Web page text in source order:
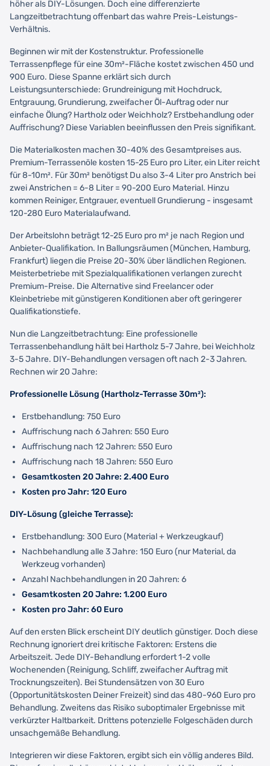
höher als DIY-Lösungen. Doch eine differenzierte
Langzeitbetrachtung offenbart das wahre Preis-Leistungs-
Verhältnis.
Beginnen wir mit der Kostenstruktur. Professionelle
Terrassenpflege für eine 30m²-Fläche kostet zwischen 450 und
900 Euro. Diese Spanne erklärt sich durch
Leistungsunterschiede: Grundreinigung mit Hochdruck,
Entgrauung, Grundierung, zweifacher Öl-Auftrag oder nur
einfache Ölung? Hartholz oder Weichholz? Erstbehandlung oder
Auffrischung? Diese Variablen beeinflussen den Preis signifikant.
Die Materialkosten machen 30-40% des Gesamtpreises aus.
Premium-Terrassenöle kosten 15-25 Euro pro Liter, ein Liter reicht
für 8-10m². Für 30m² benötigst Du also 3-4 Liter pro Anstrich bei
zwei Anstrichen = 6-8 Liter = 90-200 Euro Material. Hinzu
kommen Reiniger, Entgrauer, eventuell Grundierung - insgesamt
120-280 Euro Materialaufwand.
Der Arbeitslohn beträgt 12-25 Euro pro m² je nach Region und
Anbieter-Qualifikation. In Ballungsräumen (München, Hamburg,
Frankfurt) liegen die Preise 20-30% über ländlichen Regionen.
Meisterbetriebe mit Spezialqualifikationen verlangen zurecht
Premium-Preise. Die Alternative sind Freelancer oder
Kleinbetriebe mit günstigeren Konditionen aber oft geringerer
Qualifikationstiefe.
Nun die Langzeitbetrachtung: Eine professionelle
Terrassenbehandlung hält bei Hartholz 5-7 Jahre, bei Weichholz
3-5 Jahre. DIY-Behandlungen versagen oft nach 2-3 Jahren.
Rechnen wir 20 Jahre:
Professionelle Lösung (Hartholz-Terrasse 30m²):
Erstbehandlung: 750 Euro
Auffrischung nach 6 Jahren: 550 Euro
Auffrischung nach 12 Jahren: 550 Euro
Auffrischung nach 18 Jahren: 550 Euro
Gesamtkosten 20 Jahre: 2.400 Euro
Kosten pro Jahr: 120 Euro
DIY-Lösung (gleiche Terrasse):
Erstbehandlung: 300 Euro (Material + Werkzeugkauf)
Nachbehandlung alle 3 Jahre: 150 Euro (nur Material, da
Werkzeug vorhanden)
Anzahl Nachbehandlungen in 20 Jahren: 6
Gesamtkosten 20 Jahre: 1.200 Euro
Kosten pro Jahr: 60 Euro
Auf den ersten Blick erscheint DIY deutlich günstiger. Doch diese
Rechnung ignoriert drei kritische Faktoren: Erstens die
Arbeitszeit. Jede DIY-Behandlung erfordert 1-2 volle
Wochenenden (Reinigung, Schliff, zweifacher Auftrag mit
Trocknungszeiten). Bei Stundensätzen von 30 Euro
(Opportunitätskosten Deiner Freizeit) sind das 480-960 Euro pro
Behandlung. Zweitens das Risiko suboptimaler Ergebnisse mit
verkürzter Haltbarkeit. Drittens potenzielle Folgeschäden durch
unsachgemäße Behandlung.
Integrieren wir diese Faktoren, ergibt sich ein völlig anderes Bild.